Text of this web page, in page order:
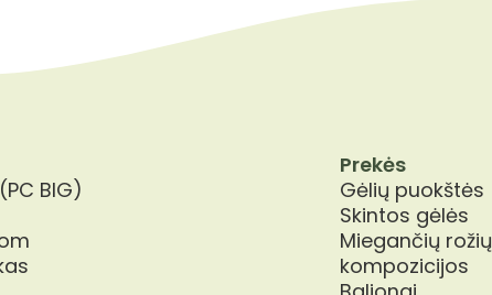
BIG)
Prekės
Gėlių puokštės
Skintos gėlės
Miegančių rožių
kompozicijos